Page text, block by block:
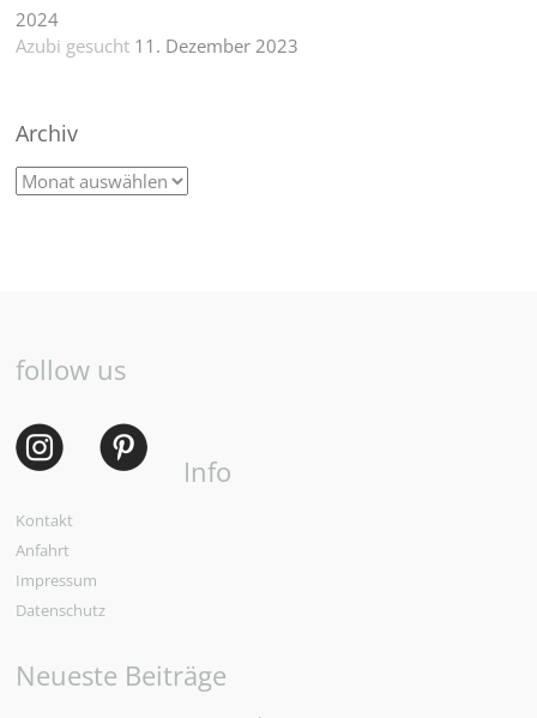
2024
Azubi gesucht 11. Dezember 2023
Archiv
follow us
Info
Kontakt
Anfahrt
Impressum
Datenschutz
Neueste Beiträge